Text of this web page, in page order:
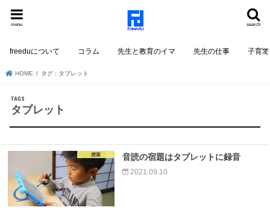
search
menu
freeduについて コラム 先生と教育のイマ 先生の仕事 子育て
HOME タグ : タブレット
タブレット
授業 音読の宿題はタブレットに録音
2021.09.10